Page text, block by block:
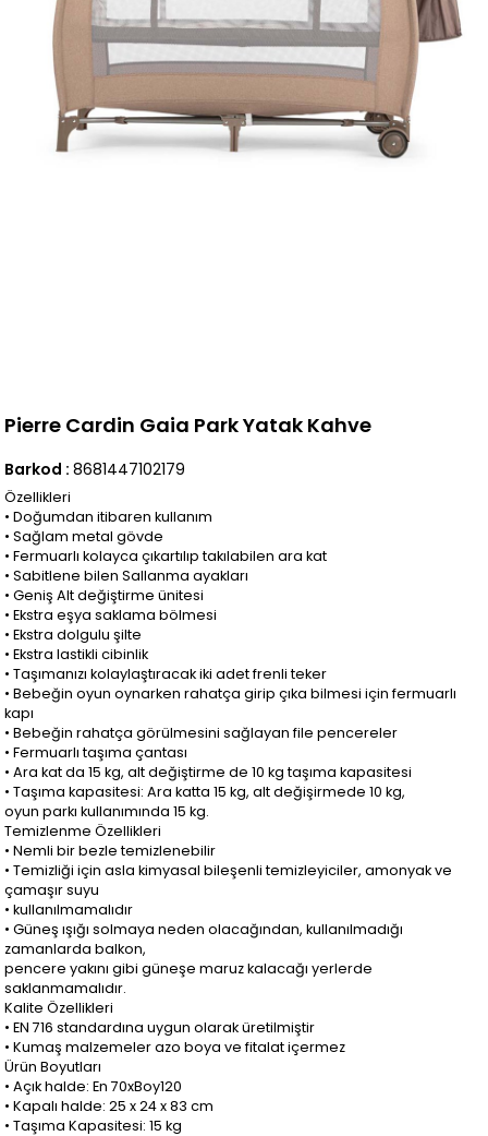
Pierre Cardin Gaia Park Yatak Kahve
Barkod : 8681447102179
Özellikleri
• Doğumdan itibaren kullanım
• Sağlam metal gövde
• Fermuarlı kolayca çıkartılıp takılabilen ara kat
• Sabitlene bilen Sallanma ayakları
• Geniş Alt değiştirme ünitesi
• Ekstra eşya saklama bölmesi
• Ekstra dolgulu şilte
• Ekstra lastikli cibinlik
• Taşımanızı kolaylaştıracak iki adet frenli teker
• Bebeğin oyun oynarken rahatça girip çıka bilmesi için fermuarlı
kapı
• Bebeğin rahatça görülmesini sağlayan file pencereler
• Fermuarlı taşıma çantası
• Ara kat da 15 kg, alt değiştirme de 10 kg taşıma kapasitesi
• Taşıma kapasitesi: Ara katta 15 kg, alt değişirmede 10 kg,
oyun parkı kullanımında 15 kg.
Temizlenme Özellikleri
• Nemli bir bezle temizlenebilir
• Temizliği için asla kimyasal bileşenli temizleyiciler, amonyak ve
çamaşır suyu
• kullanılmamalıdır
• Güneş ışığı solmaya neden olacağından, kullanılmadığı
zamanlarda balkon,
pencere yakını gibi güneşe maruz kalacağı yerlerde
saklanmamalıdır.
Kalite Özellikleri
• EN 716 standardına uygun olarak üretilmiştir
• Kumaş malzemeler azo boya ve fitalat içermez
Ürün Boyutları
• Açık halde: En 70xBoy120
• Kapalı halde: 25 x 24 x 83 cm
• Taşıma Kapasitesi: 15 kg